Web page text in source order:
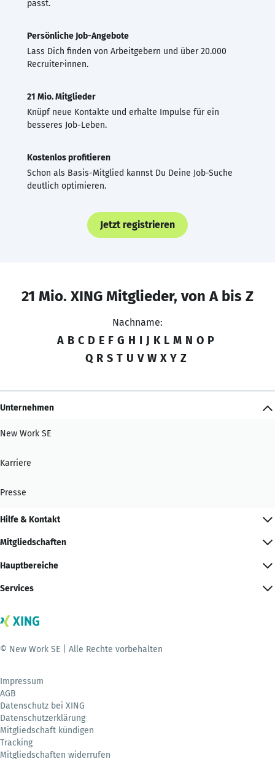
passt.
Persönliche Job-Angebote
Lass Dich finden von Arbeitgebern und über 20.000
Recruiter·innen.
21 Mio. Mitglieder
Knüpf neue Kontakte und erhalte Impulse für ein
besseres Job-Leben.
Kostenlos profitieren
Schon als Basis-Mitglied kannst Du Deine Job-Suche
deutlich optimieren.
Jetzt registrieren
21 Mio. XING Mitglieder, von A bis Z
Nachname:
A B C D E F G H I J K L M N O P
Q R S T U V W X Y Z
Unternehmen
New Work SE
Karriere
Presse
Hilfe & Kontakt
Mitgliedschaften
Hauptbereiche
Services
© New Work SE | Alle Rechte vorbehalten
Impressum
AGB
Datenschutz bei XING
Datenschutzerklärung
Mitgliedschaft kündigen
Tracking
Mitgliedschaften widerrufen